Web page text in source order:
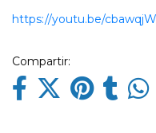
https://youtu.be/
Compartir: